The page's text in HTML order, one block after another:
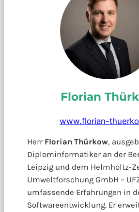
Florian
www.florian-
Herr Florian Thürkow,
Diplominformatiker an der
Leipzig und dem Helmholtz-
Umweltforschung GmbH –
umfassende Erfahrungen in
Softwareentwicklung. Er